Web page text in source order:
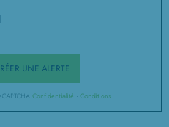
UNE ALERTE
Confidentialité - Conditions